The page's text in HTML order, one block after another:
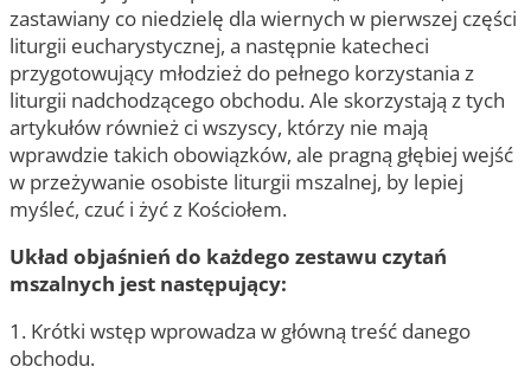
zastawiany co niedzielę dla wiernych w pierwszej części
liturgii eucharystycznej, a następnie katecheci
przygotowujący młodzież do pełnego korzystania z
liturgii nadchodzącego obchodu. Ale skorzystają z tych
artykułów również ci wszyscy, którzy nie mają
wprawdzie takich obowiązków, ale pragną głębiej wejść
w przeżywanie osobiste liturgii mszalnej, by lepiej
myśleć, czuć i żyć z Kościołem.
Układ objaśnień do każdego zestawu czytań
mszalnych jest następujący:
1. Krótki wstęp wprowadza w główną treść danego
obchodu.